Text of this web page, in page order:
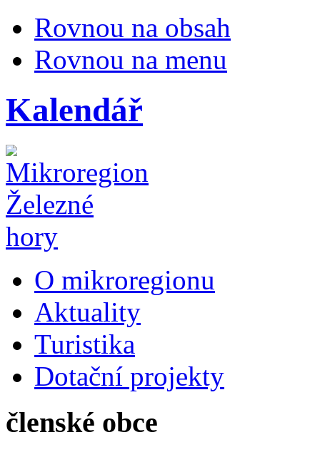
Rovnou na obsah
Rovnou na menu
Kalendář
O mikroregionu
Aktuality
Turistika
Dotační projekty
členské obce